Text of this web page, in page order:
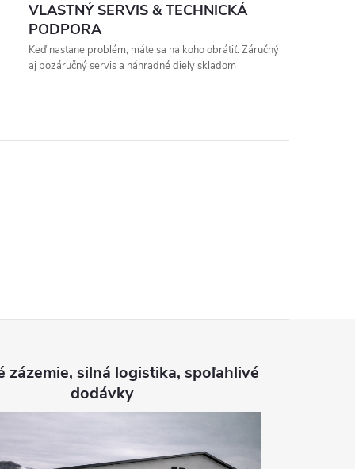
VLASTNÝ SERVIS & TECHNICKÁ
PODPORA
Keď nastane problém, máte sa na koho obrátiť. Záručný
aj pozáručný servis a náhradné diely skladom
zázemie, silná logistika, spoľahlivé
dodávky